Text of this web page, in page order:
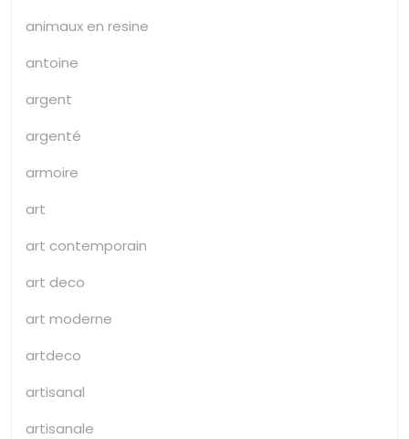
animaux en resine
antoine
argent
argenté
armoire
art
art contemporain
art deco
art moderne
artdeco
artisanal
artisanale